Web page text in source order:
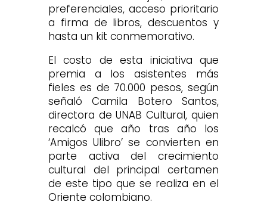
preferenciales, acceso prioritario
a firma de libros, descuentos y
hasta un kit conmemorativo.
El costo de esta iniciativa que
premia a los asistentes más
fieles es de 70.000 pesos, según
señaló Camila Botero Santos,
directora de UNAB Cultural, quien
recalcó que año tras año los
‘Amigos Ulibro’ se convierten en
parte activa del crecimiento
cultural del principal certamen
de este tipo que se realiza en el
Oriente colombiano.